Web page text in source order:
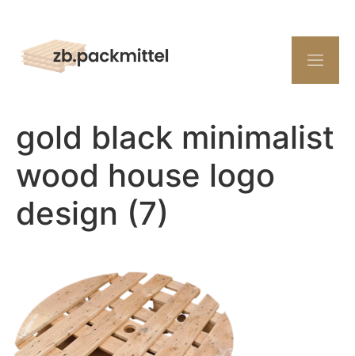
gold black minimalist
wood house logo
design (7)